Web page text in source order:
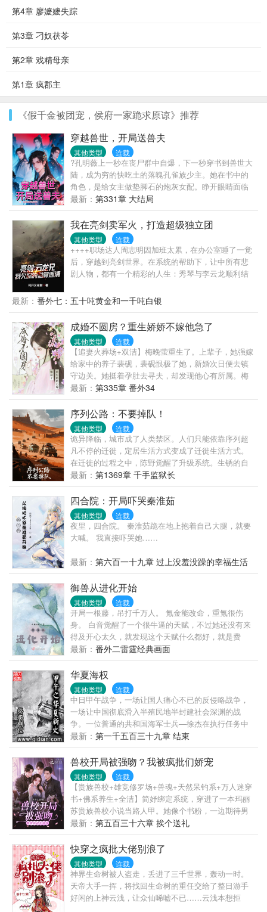
第4章 廖嬷嬷失踪
第3章 刁奴茯苓
第2章 戏精母亲
第1章 疯郡主
《假千金被团宠，侯府一家跪求原谅》推荐
穿越兽世，开局送兽夫
其他类型 连载
?孔明薇上一秒在丧尸群中自爆，下一秒穿书到兽世大
陆，成为穷的快吃土的落魄孔雀族少主。她在书中的
角色，是给女主做垫脚石的炮灰女配。睁开眼睛面临
着举族尽灭的天崩开局。孔明薇双眼一闭想回去，想
多了，回不去了！她面临着穿越即死亡的剧情，只好
走一步看一步，主打一个“剧情让我死，我偏要花式苟
活”，谁也别想按剧本带我走！苟着苟着，孔明薇发现
情况有些不太对劲！为什么她身边优秀的雄性越来越
多，还越来越粘人？！
最新： 第331章 大结局
我在亮剑卖军火，打造超级独立团
其他类型 连载
++++职场达人周志明因加班太累，在办公室睡了一觉
后，穿越到亮剑世界。在系统的帮助下，让中所有悲
剧人物，都有一个精彩的人生：秀琴与李云龙顺利结
揍小鬼子；孙德胜成了坦克连连长，与小鬼子坦克对
决；独立团喜子成了八路军386旅头号神枪手，狙杀日
军少将；警卫员魏大勇率部队剿灭黑云寨，亲手击毙
山猫子。……
最新： 番外七：五十吨黄金和一千吨白银
成婚不圆房？重生娇娇不嫁他急了
其他类型 连载
【追妻火葬场+双洁】梅晚萤重生了。上辈子，她强嫁
给家中的养子裴砚，裴砚恨极了她，新婚次日便去镇
守边关。她挺着孕肚去寻夫，却发现他心有所属。梅
晚萤落荒而逃，不料半路被敌人掳走，她不愿受辱，
用一根簪子结束了性命。一朝重生，梅晚萤不再痴缠
裴砚。她躲着他，避开所有裴砚出现的场合，甚至回
了江南老家。消息传回，梅晚萤要嫁人了。红烛摇
曳，矜贵男子出现在婚房，挑开了她的盖头。裴砚眼
尾猩红，“梅晚萤，你怎敢嫁人？”梅晚萤唤他阿兄。裴
砚气红了眼，见鬼的兄长！“我是你的夫！”
最新： 第335章 番外34
序列公路：不要掉队！
其他类型 连载
诡异降临，城市成了人类禁区。人们只能依靠序列超
凡不停的迁徙，定居生活方式变成了迁徙生活方式。
在迁徙的过程之中，陈野觉醒了升级系统。生锈的自
行车在他手中蜕变为装甲战车。破旧帐篷进化成移动
堡垒。当别人为半块压缩饼干拼命时，他的房车已装
载着自动净水系统和微型生态农场。但真正的危机来
自迷雾深处——那些杀不死的诡异追逐着迁徙车辙。
诡异无法杀死，除非序列超凡。超过百种匪夷所思的
序列超凡。超百种奇异奇物……又有书名：
最新： 第1369章 千手监狱长
四合院：开局吓哭秦淮茹
其他类型 连载
夜里，四合院。 秦淮茹跪在地上抱着自己大腿，就要
大喊。 我直接吓哭她……
最新： 第六百一十九章 过上没羞没躁的幸福生活
御兽从进化开始
其他类型 连载
开局一根藤，吊打千万人。 氪金能改命，重氪很伤
身。 白音觉醒了一个很牛逼的天赋，不过她还没有来
得及开心太久，就发现这个天赋什么都好，就是费
钱。在白音身上，钱意味着什么，意味着命。 这天
赋，费钱又费命。 她也是一个有许多目标的人，比如
说她的其中一个小目标就是进入到她父母当年身死的
秘境，一定要让里面的凶兽在她的调教之下学会做人
的道理。 后来，白音就成为了凶手口中最恶毒的女
人...... （各位读者老爷富婆们，收藏，评论，我的挚
爱！） 扫雷：本文目前应该无cp，可能到了后期水到
渠成会出现，但是目前没有。
最新： 番外二雷霆经典画面
华夏海权
其他类型 连载
中日甲午战争，一场让国人痛心不已的反侵略战争，
一场让中国彻底滑入半殖民地半封建社会深渊的战
争。一位普通的共和国海军士兵—徐杰在执行任务中
意外穿越到了1889年意大利。在离甲午还有5年多的时
间里，他能做什么？能否通过自己的知识与能力而力
挽狂澜？而在平息甲午危局后，偌大的中国航船又将
驶向何方？在列强夹缝中奋力求生的泱泱古国能否重
新再现往日的辉煌？敬请大家阅读此文。 本文力求情
节严谨，在技术描写上不会YY。如有不周全之处，希
望大家能够指点一二。 ...
最新： 第一千五百三十九章 结束
兽校开局被强吻？我被疯批们娇宠
其他类型 连载
【贵族兽校+雄竞修罗场+兽魂+天然呆钓系+万人迷穿
书+佛系养生+全洁】简妤绑定系统，穿进了一本玛丽
苏贵族兽校小说当路人甲。她像个书粉，一边期待男
主们的出场，一边偷偷打赌女主最终会更爱谁。是容
貌出尘的F1，高冷禁欲的F2？还是温柔绿茶的F3，沉
稳腹黑的F4？又或者是手段残忍的F5，自私阴狠的
F6，以及疯魔病态的F7？他们总有办法让女主自愿走
进他们的囚笼。女主恐惧他们的靠近，厌恶他们高高
在上的施舍，却又不得不躲在他们的庇护伞下。寿终
正寝前，她许愿自由，希望下辈子再也不要跟F7纠缠
在一起。——系统告诉简妤：你只是路人甲，相当于
最新： 第五百三十六章 挨个送礼
快穿之疯批大佬别浪了
其他类型 连载
神界生命树被人盗走，丢进了三千世界，轰动一时。
天帝大手一挥，将找回生命树的重任交给了整日游手
好闲的上神云浅，让众仙唏嘘不已……云浅本想拒